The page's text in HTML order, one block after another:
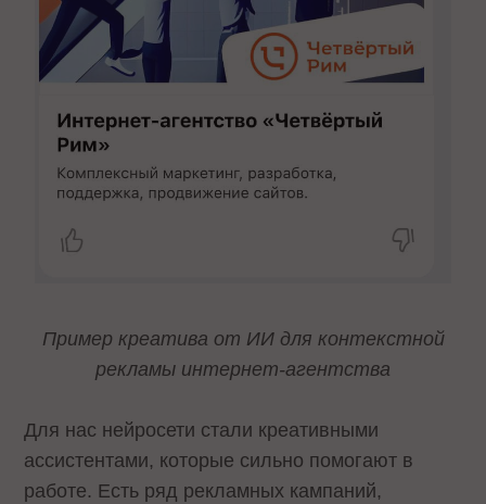
Пример креатива от ИИ для контекстной
рекламы интернет-агентства
Для нас нейросети стали креативными
ассистентами, которые сильно помогают в
работе. Есть ряд рекламных кампаний,